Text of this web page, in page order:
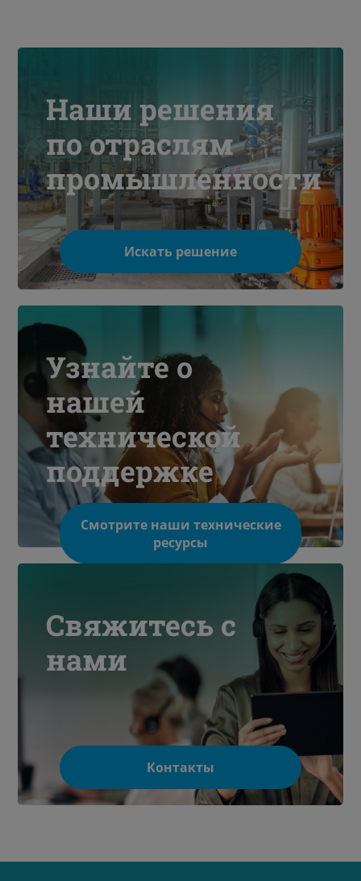
Наши решения
по отраслям
промышленности
Искать решение
Узнайте о
нашей
технической
поддержке
Смотрите наши технические
ресурсы
Свяжитесь с
нами
Контакты